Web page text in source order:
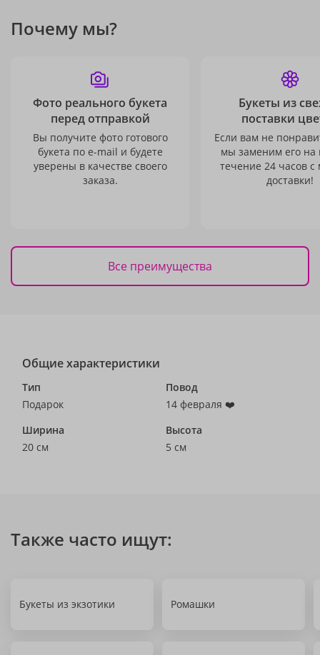
Почему мы?
Фото реального букета
перед отправкой
Вы получите фото готового
букета по e-mail и будете
уверены в качестве своего
заказа.
Букеты из
поставки
Если вам не
мы заменим его на
течение 24 часов с
доставки!
Все преимущества
Общие характеристики
Тип
Подарок
Повод
14 февраля ❤️
Ширина
20 см
Высота
5 см
Также часто ищут:
Букеты из экзотики Ромашки